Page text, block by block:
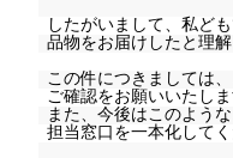
したがいまして、私ど
品物をお届けしたと理解
この件につきましては
ご確認をお願いいたしま
また、今後はこのよう
担当窓口を一本化してく